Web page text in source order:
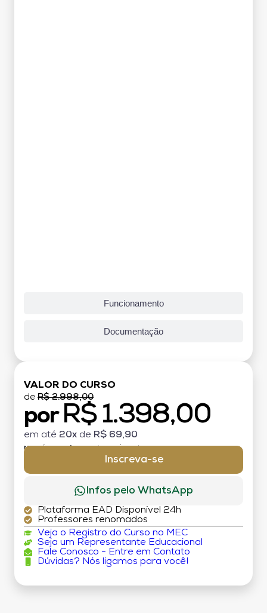
Funcionamento
Documentação
VALOR DO CURSO
de R$ 2.998,00
por R$ 1.398,00
em até 20x de R$ 69,90
MATRÍCULA:
Inscreva-se
Infos pelo WhatsApp
Plataforma EAD Disponível 24h
Professores renomados
Veja o Registro do Curso no MEC
Seja um Representante Educacional
Fale Conosco - Entre em Contato
Dúvidas? Nós ligamos para você!